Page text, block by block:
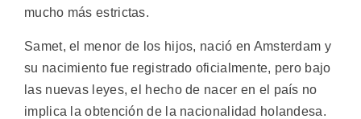
mucho más estrictas.
Samet, el menor de los hijos, nació en Amsterdam y
su nacimiento fue registrado oficialmente, pero bajo
las nuevas leyes, el hecho de nacer en el país no
implica la obtención de la nacionalidad holandesa.